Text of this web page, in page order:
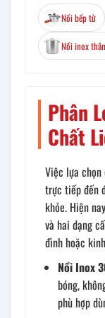
Nồi bếp từ
Nồi inox
Phân
Chất
Việc lựa
trực tiếp đến
khỏe. Hiện
và hai dạng
đình hoặc
Nồi Inox
bóng,
phù hợp